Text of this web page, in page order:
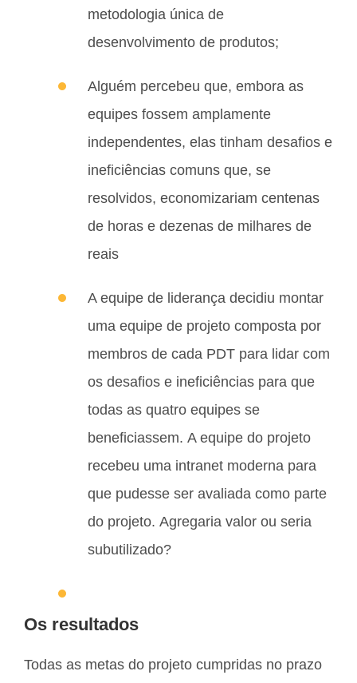
metodologia única de
desenvolvimento de produtos;
Alguém percebeu que, embora as
equipes fossem amplamente
independentes, elas tinham desafios e
ineficiências comuns que, se
resolvidos, economizariam centenas
de horas e dezenas de milhares de
reais
A equipe de liderança decidiu montar
uma equipe de projeto composta por
membros de cada PDT para lidar com
os desafios e ineficiências para que
todas as quatro equipes se
beneficiassem. A equipe do projeto
recebeu uma intranet moderna para
que pudesse ser avaliada como parte
do projeto. Agregaria valor ou seria
subutilizado?
Os resultados
Todas as metas do projeto cumpridas no prazo